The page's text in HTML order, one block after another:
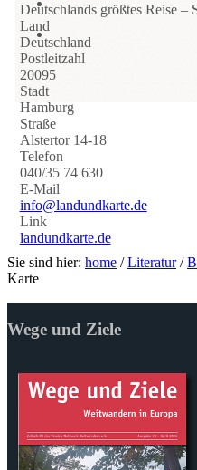
Deutschlands größtes Reise –
Land
Deutschland
Postleitzahl
20095
Stadt
Hamburg
Straße
Alstertor 14-18
Telefon
040/35 74 630
E-Mail
info@landundkarte.de
Link
landundkarte.de
Sie sind hier: home /Literatur/
Karte
Wege und Ziele